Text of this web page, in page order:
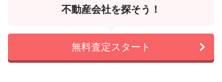
不動産会社を探そう！
無料査定スタート